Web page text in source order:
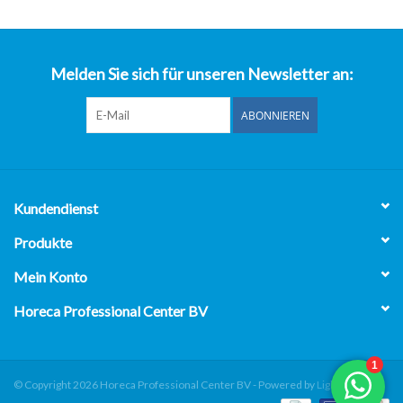
Melden Sie sich für unseren Newsletter an:
ABONNIEREN
Kundendienst
Produkte
Mein Konto
Horeca Professional Center BV
© Copyright 2026 Horeca Professional Center BV - Powered by Lightspeed